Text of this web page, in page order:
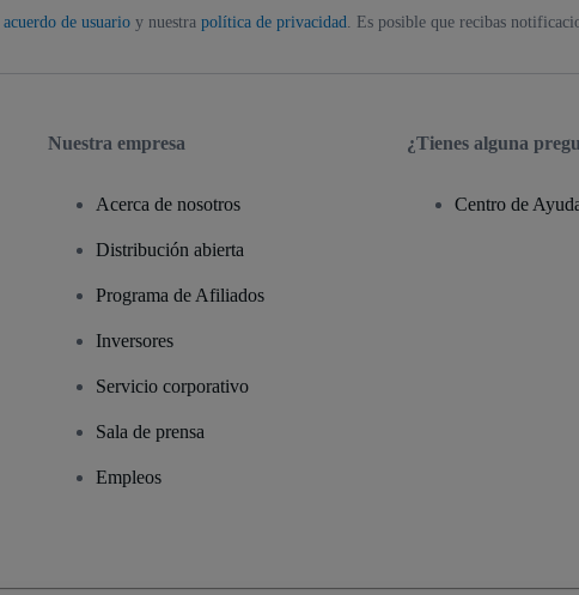
acuerdo de usuarioy nuestra política de privacidad. Es posible que recibas
Nuestra empresa
Acerca de nosotros
Distribución abierta
Programa de Afiliados
Inversores
Servicio corporativo
Sala de prensa
Empleos
¿Tienes alguna
Centro de